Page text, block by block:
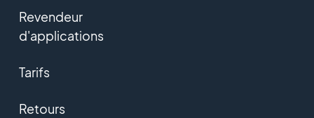
Revendeur
d'applications
Tarifs
Retours